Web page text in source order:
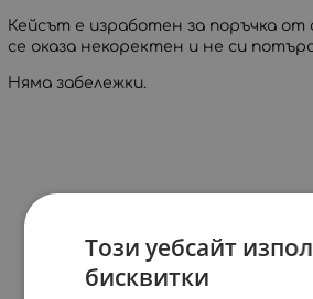
Кейсът е изработен за поръчка
се оказа некоректен и не си
Няма забележки.
Този уебсайт
бисквитки